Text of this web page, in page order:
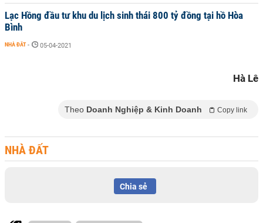
Lạc Hồng đầu tư khu du lịch sinh thái 800 tỷ đồng tại hồ Hòa
Bình
NHÀ ĐẤT - 05-04-2021
Hà Lê
Theo Doanh Nghiệp & Kinh Doanh Copy link
NHÀ ĐẤT
Chia sẻ